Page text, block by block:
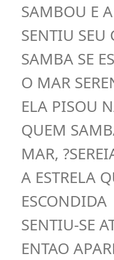
SAMBOU E
SENTIU SEU
SAMBA SE
O MAR
ELA PISOU
QUEM
MAR,
A ESTRELA
ESCONDIDA
SENTIU-SE
ENTAO